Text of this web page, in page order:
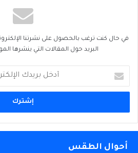
في حال كنت ترغب بالحصول على نشرتنا
البريد حول المقالات التي ينشرها
بريدك
الإلكتروني
أحوال الطقس